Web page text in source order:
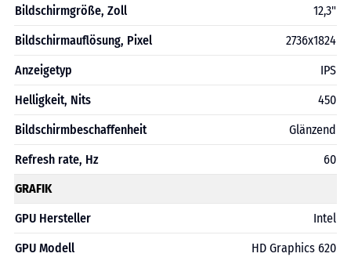
Bildschirmgröße, Zoll
12,3"
Bildschirmauflösung, Pixel
2736x1824
Anzeigetyp
IPS
Helligkeit, Nits
450
Bildschirmbeschaffenheit
Glänzend
Refresh rate, Hz
60
GRAFIK
GPU Hersteller
Intel
GPU Modell
HD Graphics 620